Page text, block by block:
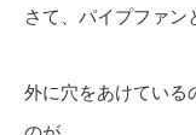
さて、パイプファン
外に穴をあけている